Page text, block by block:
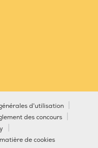
d'utilisation
des concours
de cookies